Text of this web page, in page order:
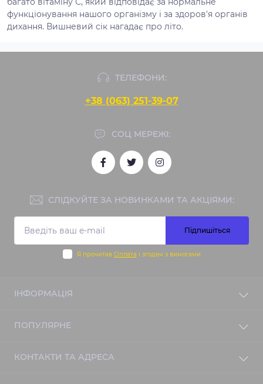
функціонування нашого організму і за здоров'я органів
дихання. Вишневий сік нагадає про літо.
ТЕЛЕФОНИ:
+38 (063) 251-39-07
СОЦ МЕРЕЖІ:
СЛІДКУЙТЕ ЗА НОВИНКАМИ ТА АКЦІЯМИ:
Підпишіться
Я прочитав Оплата і згоден з вимогами
ІНФОРМАЦІЯ
Відгуки
Повернення товару
ПОПУЛЯРНЕ
Меблі
КОНТАКТИ ТА АДРЕСА